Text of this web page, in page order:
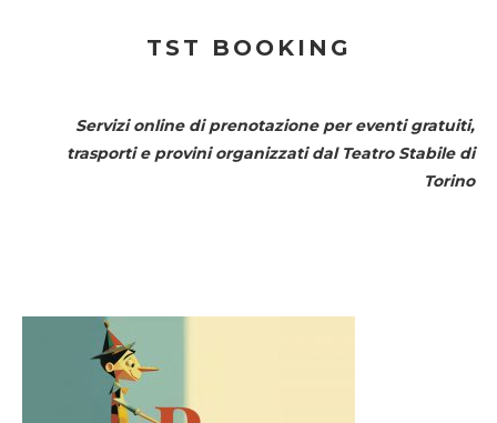
TST BOOKING
Servizi online di prenotazione per eventi gratuiti,
trasporti e provini organizzati dal Teatro Stabile di
Torino